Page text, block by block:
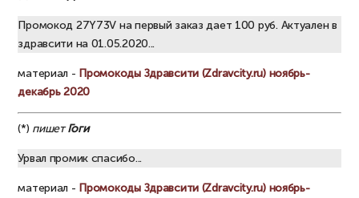
Промокод 27Y73V на первый заказ дает 100 руб. Актуален в
здравсити на 01.05.2020...
материал - Промокоды Здравсити (Zdravcity.ru) ноябрь-
декабрь 2020
(*) пишетГоги
Урвал промик спасибо...
материал - Промокоды Здравсити (Zdravcity.ru) ноябрь-